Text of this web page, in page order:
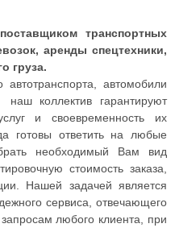
транспортных
аренды спецтехники,
груза.
автомобили
коллектив гарантируют
и своевременность их
готовы ответить на любые
необходимый Вам вид
стоимость заказа,
Нашей задачей является
сервиса, отвечающего
любого клиента, при